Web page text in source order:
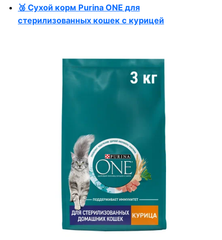
🥉 Сухой корм Purina ONE для
стерилизованных кошек с курицей